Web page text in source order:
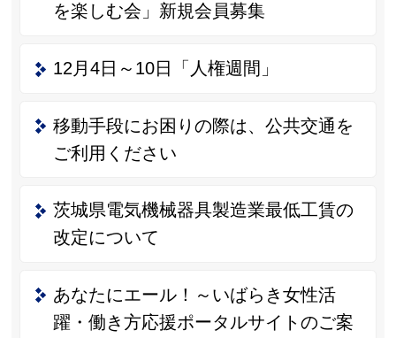
を楽しむ会」新規会員募集
12月4日～10日「人権週間」
移動手段にお困りの際は、公共交通を
ご利用ください
茨城県電気機械器具製造業最低工賃の
改定について
あなたにエール！～いばらき女性活
躍・働き方応援ポータルサイトのご案